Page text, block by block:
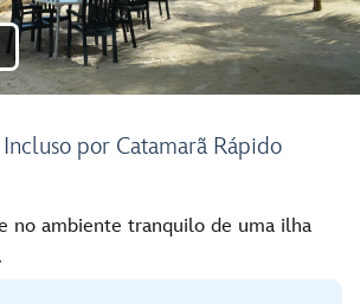
Incluso por Catamarã Rápido
no ambiente tranquilo de uma ilha